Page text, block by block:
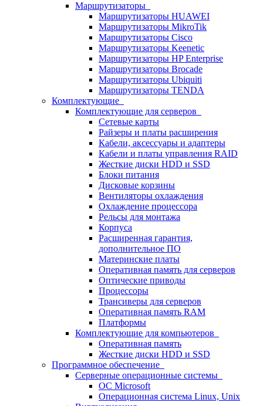
Маршрутизаторы
Маршрутизаторы HUAWEI
Маршрутизаторы MikroTik
Маршрутизаторы Cisco
Маршрутизаторы Keenetic
Маршрутизаторы HP Enterprise
Маршрутизаторы Brocade
Маршрутизаторы Ubiquiti
Маршрутизаторы TENDA
Комплектующие
Комплектующие для серверов
Сетевые карты
Райзеры и платы расширения
Кабели, аксессуары и адаптеры
Кабели и платы управления RAID
Жесткие диски HDD и SSD
Блоки питания
Дисковые корзины
Вентиляторы охлаждения
Охлаждение процессора
Рельсы для монтажа
Корпуса
Расширенная гарантия,
дополнительное ПО
Материнские платы
Оперативная память для серверов
Оптические приводы
Процессоры
Трансиверы для серверов
Оперативная память RAM
Платформы
Комплектующие для компьютеров
Оперативная память
Жесткие диски HDD и SSD
Программное обеспечение
Серверные операционные системы
ОС Microsoft
Операционная система Linux, Unix